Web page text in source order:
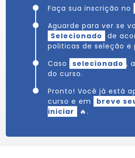
Faça sua inscrição no
Aguarde para ver se
Selecionado
de
politicas de seleção e
Caso
selecionado ,
do curso.
Pronto! Você já está
curso e em
breve
iniciar
🔥.